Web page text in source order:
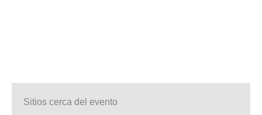
Sitios cerca del evento